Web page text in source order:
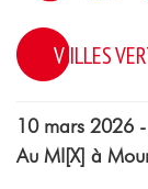
VILLES
10 mars 2026
Au MI[X] à